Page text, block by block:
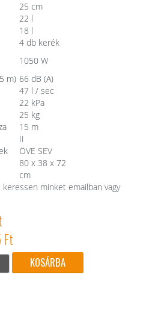
25 cm
22 l
18 l
4 db kerék
1050 W
m) 66 dB (A)
47 l / sec
22 kPa
25 kg
15 m
II
ÖVE SEV
80 x 38 x 72
cm
minket emailban vagy